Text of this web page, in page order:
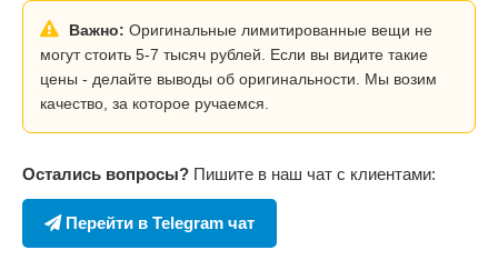
Важно: Оригинальные лимитированные вещи не
могут стоить 5-7 тысяч рублей. Если вы видите такие
цены - делайте выводы об оригинальности. Мы возим
качество, за которое ручаемся.
Остались вопросы? Пишите в наш чат с клиентами:
Перейти в Telegram чат